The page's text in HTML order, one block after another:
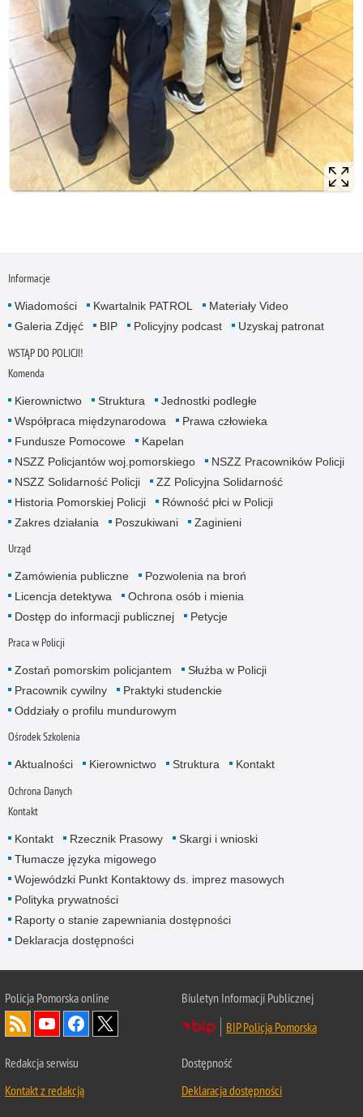
Informacje
Wiadomości Kwartalnik PATROL
Materiały Video
Galeria Zdjęć
BIP Policyjny podcast Uzyskaj patronat
WSTĄP DO POLICJI!
Komenda
Kierownictwo Struktura
Jednostki podległe
Współpraca międzynarodowa
Prawa człowieka
Fundusze Pomocowe
Kapelan
NSZZ Policjantów woj.pomorskiego
NSZZ Pracowników Policji
NSZZ Solidarność Policji
ZZ Policyjna Solidarność
Historia Pomorskiej Policji
Równość płci w Policji
Zakres działania
Poszukiwani Zaginieni
Urząd
Zamówienia publiczne
Pozwolenia na broń
Licencja detektywa
Ochrona osób i mienia
Dostęp do informacji publicznej
Petycje
Praca w Policji
Zostań pomorskim policjantem
Służba w Policji
Pracownik cywilny
Praktyki studenckie
Oddziały o profilu mundurowym
Ośrodek Szkolenia
Aktualności Kierownictwo Struktura Kontakt
Ochrona Danych
Kontakt
Kontakt Rzecznik Prasowy
Skargi i wnioski
Tłumacze języka migowego
Wojewódzki Punkt Kontaktowy ds. imprez masowych
Polityka prywatności
Raporty o stanie zapewniania dostępności
Deklaracja dostępności
Policja Pomorska online
Biuletyn Informacji Publicznej
BIP Policja Pomorska
Redakcja serwisu
Kontakt z redakcją
Dostępność
Deklaracja dostępności